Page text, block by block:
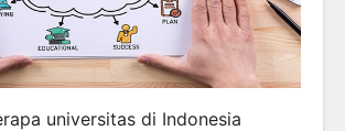
universitas di Indonesia